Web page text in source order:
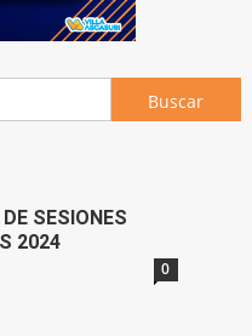
Buscar:
SESIONES
2024
0